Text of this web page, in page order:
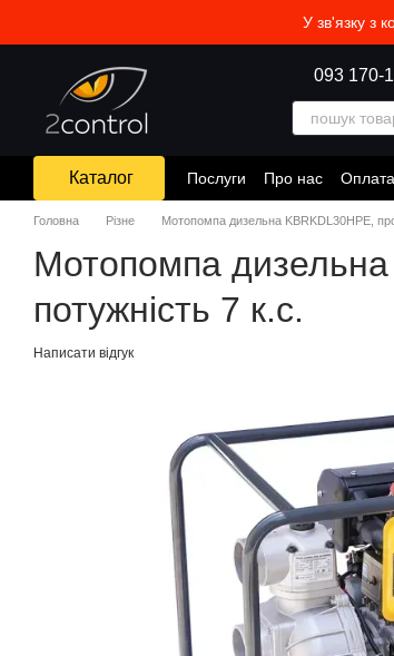
У зв'язку з
093 170-
Каталог Послуги Про нас Оплата
Головна Різне Мотопомпа дизельна KBRKDL30HPE,
Мотопомпа дизельна
потужність 7 к.с.
Написати відгук